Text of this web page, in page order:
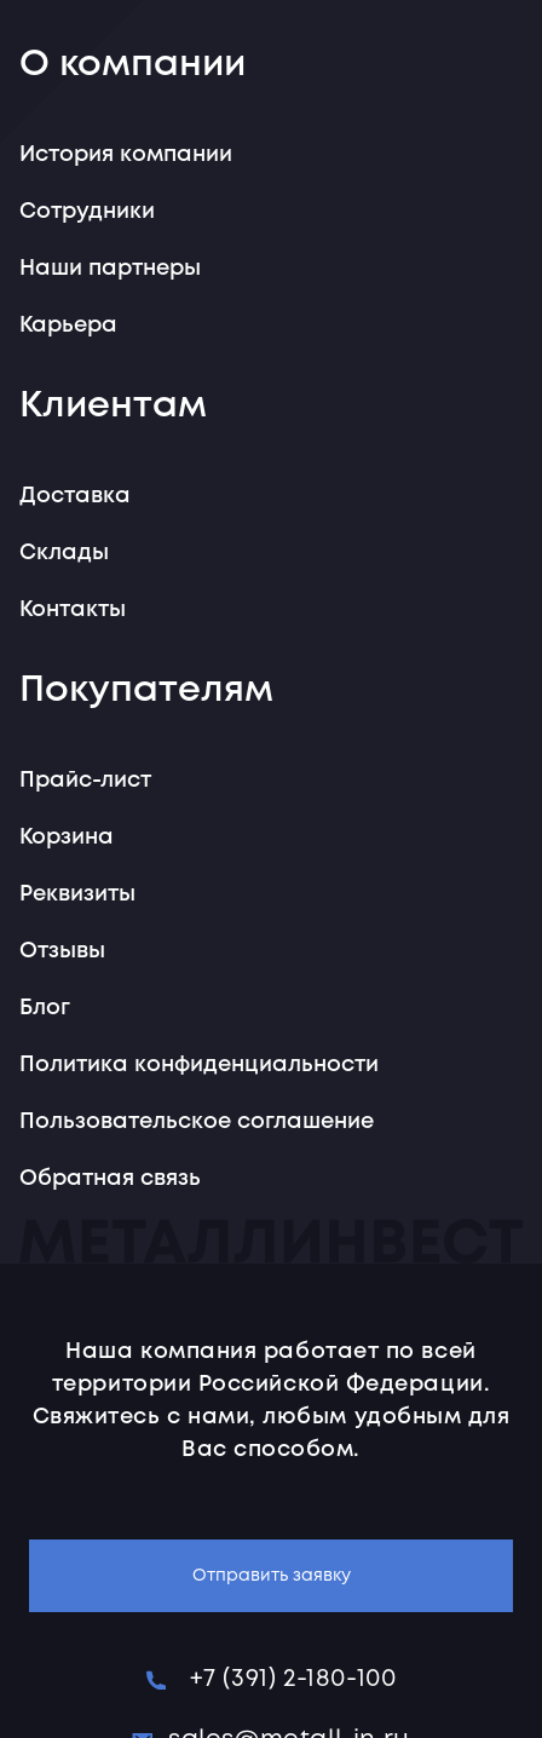
О компании
История компании
Сотрудники
Наши партнеры
Карьера
Клиентам
Доставка
Склады
Контакты
Покупателям
Прайс-лист
Корзина
Реквизиты
Отзывы
Блог
Политика конфиденциальности
Пользовательское соглашение
Обратная связь
Наша компания работает по всей
территории Российской Федерации.
Свяжитесь с нами, любым удобным для
Вас способом.
Отправить заявку
+7 (391) 2-180-100